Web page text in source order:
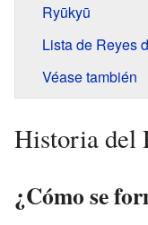
Ryūkyū
Lista de Reyes
Véase también
Historia del
¿Cómo se